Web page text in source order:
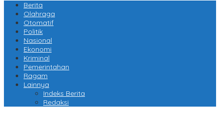
Berita
Olahraga
Otomatif
Politik
Nasional
Ekonomi
Kriminal
Pemerintahan
Ragam
Lainnya
Indeks Berita
Redaksi